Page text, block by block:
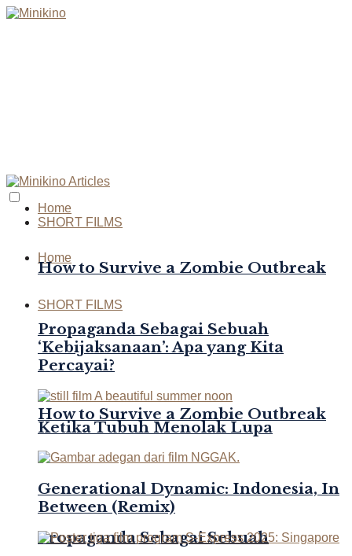
Home
SHORT FILMS
How to Survive a Zombie Outbreak
Propaganda Sebagai Sebuah
Home
SHORT FILMS
How to Survive a Zombie Outbreak
Propaganda Sebagai Sebuah
‘Kebijaksanaan’: Apa yang Kita
Percayai?
Ketika Tubuh Menolak Lupa
Generational Dynamic: Indonesia, In
Between (Remix)